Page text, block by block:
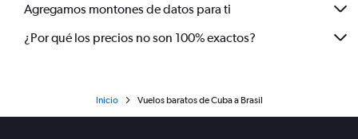
Agregamos montones de datos para ti
¿Por qué los precios no son 100% exactos?
Inicio Vuelos baratos de Cuba a Brasil